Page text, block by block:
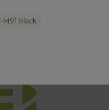
black